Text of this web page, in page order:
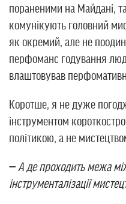
пораненими на Майдані,
комунікують головний
як окремий, але не
перфоманс годування
влаштовував
Коротше, я не дуже
інструментом
політикою, а не
— А де проходить межа
інструменталізації